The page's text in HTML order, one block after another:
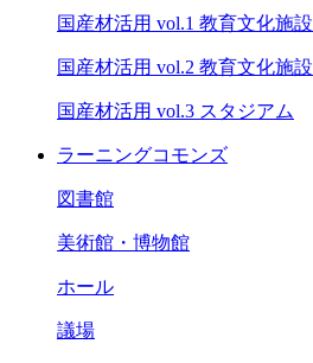
国産材活用 vol.1 教育文化施設
国産材活用 vol.2 教育文化施設
国産材活用 vol.3 スタジアム
ラーニングコモンズ
図書館
美術館・博物館
ホール
議場